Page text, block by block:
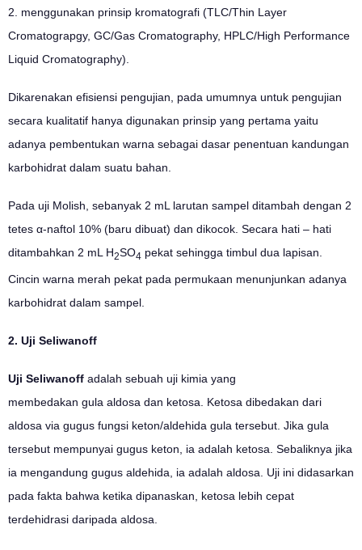
2. menggunakan prinsip kromatografi (TLC/Thin Layer
Cromatograpgy, GC/Gas Cromatography, HPLC/High Performance
Liquid Cromatography).
Dikarenakan efisiensi pengujian, pada umumnya untuk pengujian
secara kualitatif hanya digunakan prinsip yang pertama yaitu
adanya pembentukan warna sebagai dasar penentuan kandungan
karbohidrat dalam suatu bahan.
Pada uji Molish, sebanyak 2 mL larutan sampel ditambah dengan 2
tetes α-naftol 10% (baru dibuat) dan dikocok. Secara hati – hati
ditambahkan 2 mL H2SO4 pekat sehingga timbul dua lapisan.
Cincin warna merah pekat pada permukaan menunjunkan adanya
karbohidrat dalam sampel.
2. Uji Seliwanoff
Uji Seliwanoff adalah sebuah uji kimia yang
membedakan gula aldosa dan ketosa. Ketosa dibedakan dari
aldosa via gugus fungsi keton/aldehida gula tersebut. Jika gula
tersebut mempunyai gugus keton, ia adalah ketosa. Sebaliknya jika
ia mengandung gugus aldehida, ia adalah aldosa. Uji ini didasarkan
pada fakta bahwa ketika dipanaskan, ketosa lebih cepat
terdehidrasi daripada aldosa.